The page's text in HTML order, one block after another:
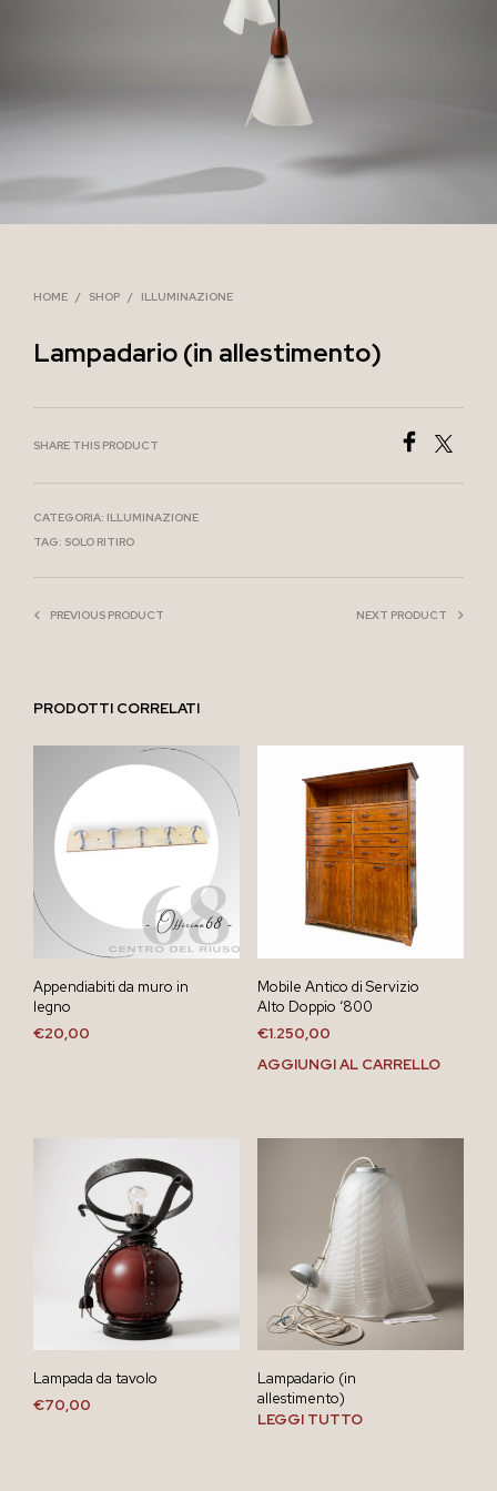
HOME / SHOP / ILLUMINAZIONE
Lampadario (in allestimento)
SHARE THIS PRODUCT
CATEGORIA: ILLUMINAZIONE
TAG: SOLO RITIRO
PREVIOUS PRODUCT NEXT PRODUCT
PRODOTTI CORRELATI
Appendiabiti da muro in
legno
€20,00
Mobile Antico di Servizio
Alto Doppio ‘800
€1.250,00
AGGIUNGI AL CARRELLO
Lampada da tavolo
€70,00
Lampadario (in
allestimento)
LEGGI TUTTO